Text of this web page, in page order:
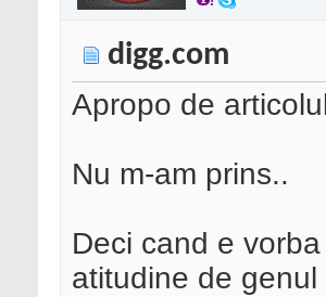
digg.com
Apropo de articolul
Nu m-am prins..
Deci cand e
atitudine de genul